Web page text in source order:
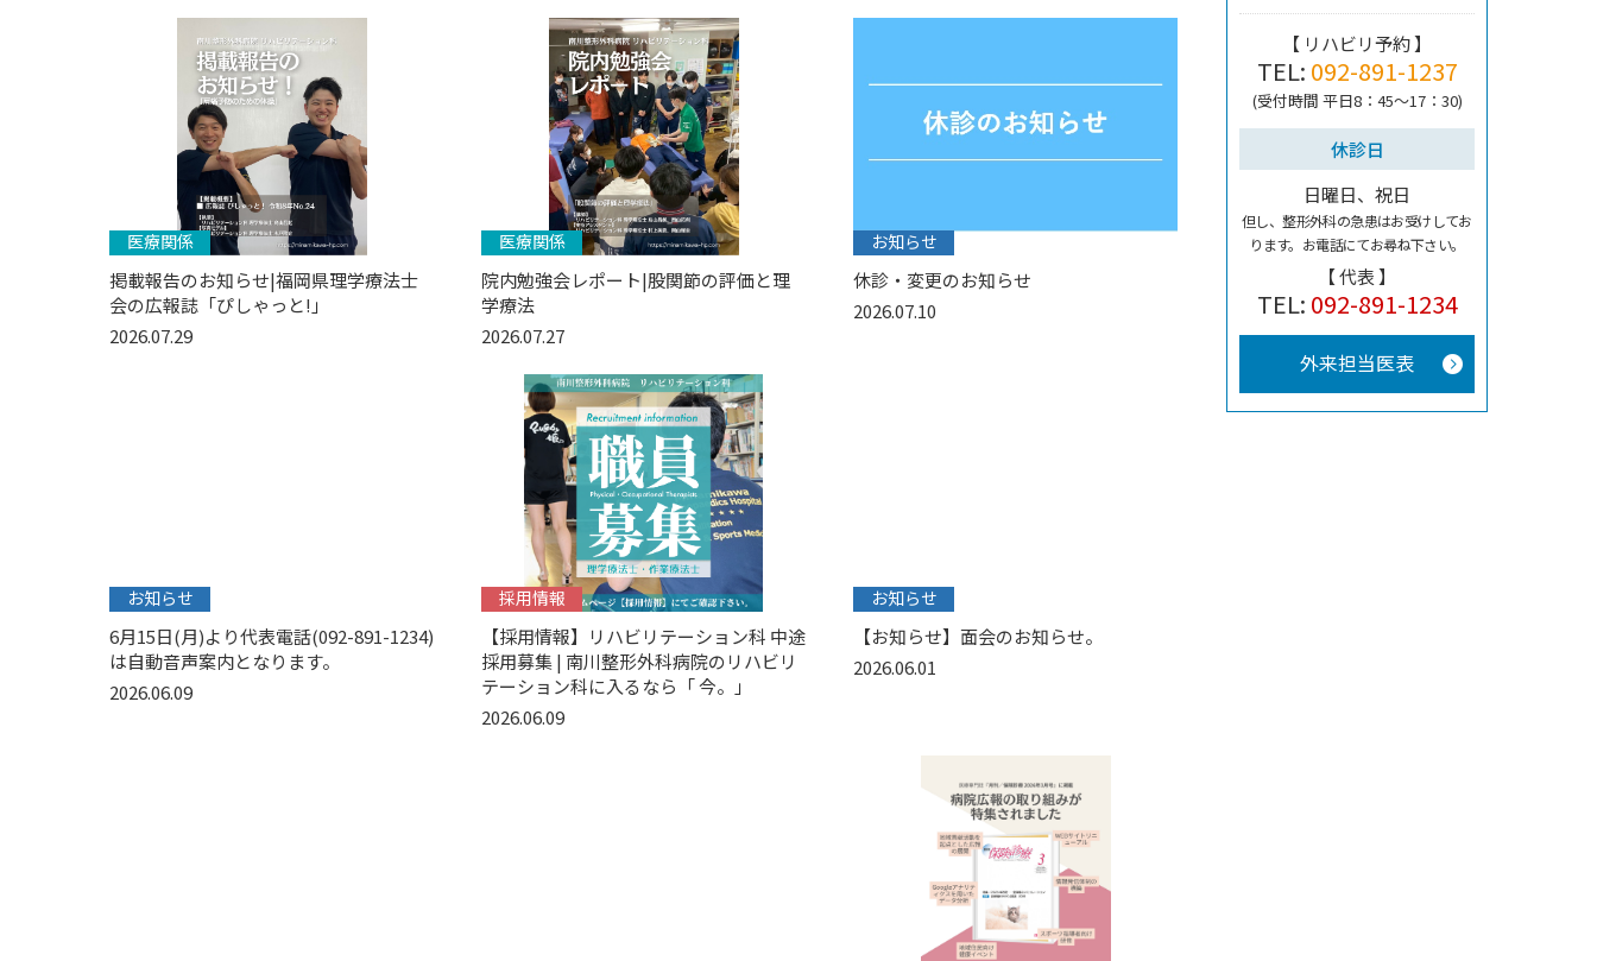
医療関係
掲載報告のお知らせ|福岡県理学療法士
会の広報誌「ぴしゃっと!」
2026.07.29
医療関係
院内勉強会レポート|股関節の評価と理
学療法
2026.07.27
お知らせ
休診・変更のお知らせ
2026.07.10
お知らせ
6月15日(月)より代表電話(092-891-1234)
は自動音声案内となります。
2026.06.09
採用情報
【採用情報】リハビリテーション科 中途
採用募集 | 南川整形外科病院のリハビリ
テーション科に入るなら「 今。」
2026.06.09
お知らせ
【お知らせ】面会のお知らせ。
2026.06.01
【 リハビリ予約 】
TEL: 092-891-1237
(受付時間 平日8：45～17：30)
休診日
日曜日、祝日
但し、整形外科の急患はお受けしてお
ります。 お電話にてお尋ね下さい。
【 代表 】
TEL: 092-891-1234
外来担当医表